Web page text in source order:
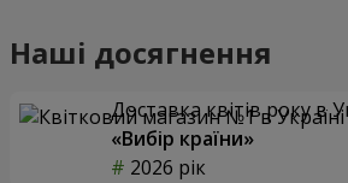
Наші досягнення
Доставка квітів року в
«Вибір країни»
2026 рік